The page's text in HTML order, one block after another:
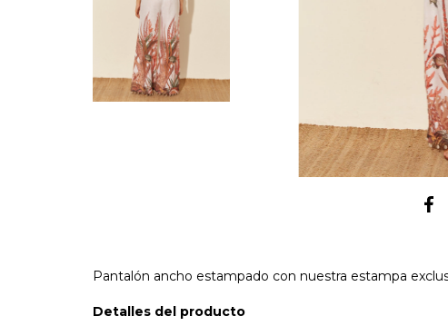
Pantalón ancho estampado con nuestra estampa
Detalles del producto